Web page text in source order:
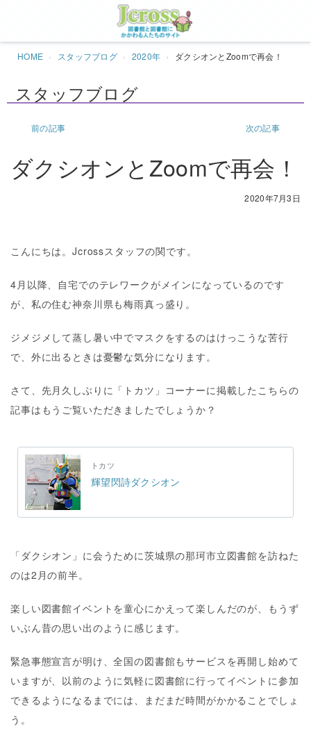
HOME スタッフブログ 2020年 ダクシオンとZoomで再会！
スタッフブログ
前の記事 次の記事
ダクシオンとZoomで再会！
2020年7月3日
こんにちは。Jcrossスタッフの関です。
4月以降、自宅でのテレワークがメインになっているのです
が、私の住む神奈川県も梅雨真っ盛り。
ジメジメして蒸し暑い中でマスクをするのはけっこうな苦行
で、外に出るときは憂鬱な気分になります。
さて、先月久しぶりに「トカツ」コーナーに掲載したこちらの
記事はもうご覧いただきましたでしょうか？
トカツ
輝望閃詩ダクシオン
「ダクシオン」に会うために茨城県の那珂市立図書館を訪ねた
のは2月の前半。
楽しい図書館イベントを童心にかえって楽しんだのが、もうず
いぶん昔の思い出のように感じます。
緊急事態宣言が明け、全国の図書館もサービスを再開し始めて
いますが、以前のように気軽に図書館に行ってイベントに参加
できるようになるまでには、まだまだ時間がかかることでしょ
う。